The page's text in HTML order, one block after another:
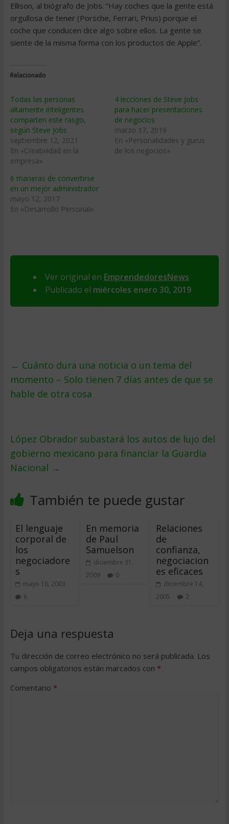
Ellison, al biógrafo de Jobs. “Hay coches que la gente está
orgullosa de tener (Porsche, Ferrari, Prius) porque el
coche que conducen dice algo sobre ellos. La gente se
siente de la misma forma con los productos de Apple”.
Relacionado
Todas las personas
altamente inteligentes
comparten este rasgo,
según Steve Jobs
septiembre 12, 2021
En «Creatividad en la
empresa»
4 lecciones de Steve Jobs
para hacer presentaciones
de negocios
marzo 17, 2019
En «Personalidades y gurus
de los negocios»
6 maneras de convertirse
en un mejor administrador
mayo 12, 2017
En «Desarrollo Personal»
Ver original en EmprendedoresNews
Publicado el miércoles enero 30, 2019
← Cuánto dura una noticia o un tema del
momento – Solo tienen 7 días antes de que se
hable de otra cosa
López Obrador subastará los autos de lujo del
gobierno mexicano para financiar la Guardia
Nacional →
También te puede gustar
El lenguaje
corporal de
los
negociadore
s
mayo 16, 2003
6
En memoria
de Paul
Samuelson
diciembre 31,
2009
0
Relaciones
de
confianza,
negociacion
es eficaces
diciembre 14,
2005
2
Deja una respuesta
Tu dirección de correo electrónico no será publicada. Los
campos obligatorios están marcados con *
Comentario *